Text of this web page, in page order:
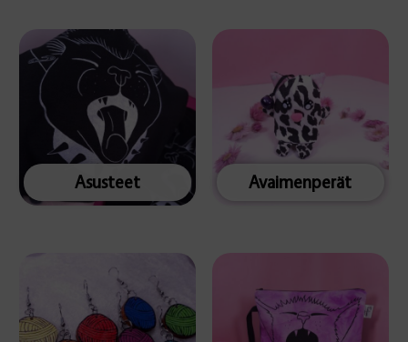
Asusteet Avaimenperät